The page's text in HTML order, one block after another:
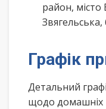
район,
Звягельська,
Графік
Детальний
щодо домашніх